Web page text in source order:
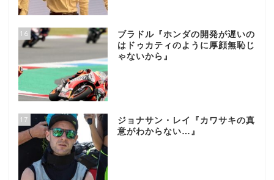
16
ブラドル『ホンダの開発が遅いの
はドゥカティのように厚顔無恥じ
ゃないから』
17
ジョナサン・レイ『カワサキの真
意がわからない…』